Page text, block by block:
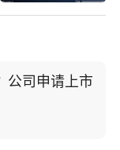
公司申请上市